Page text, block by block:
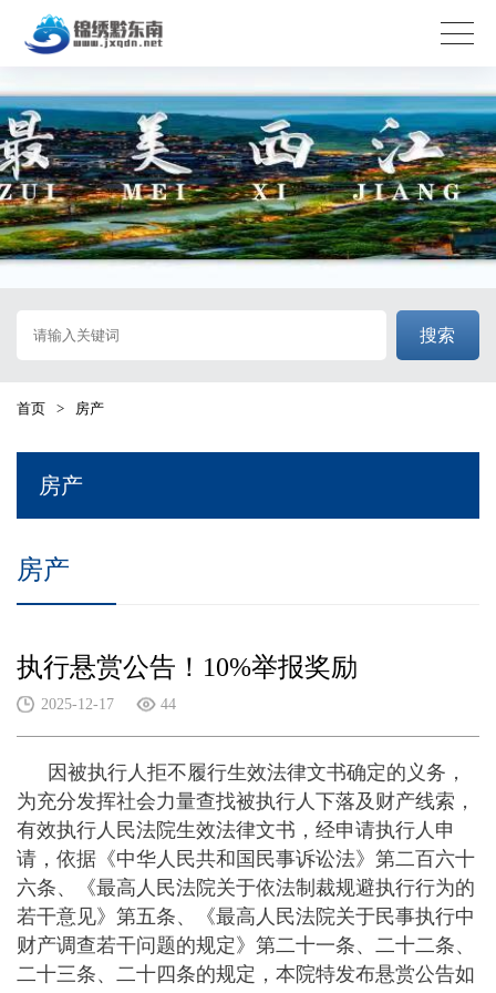
搜索
首页 > 房产
房产
房产
执行悬赏公告！10%举报奖励
2025-12-17 44
因被执行人拒不履行生效法律文书确定的义务，
为充分发挥社会力量查找被执行人下落及财产线索，
有效执行人民法院生效法律文书，经申请执行人申
请，依据《中华人民共和国民事诉讼法》第二百六十
六条、《最高人民法院关于依法制裁规避执行行为的
若干意见》第五条、《最高人民法院关于民事执行中
财产调查若干问题的规定》第二十一条、二十二条、
二十三条、二十四条的规定，本院特发布悬赏公告如